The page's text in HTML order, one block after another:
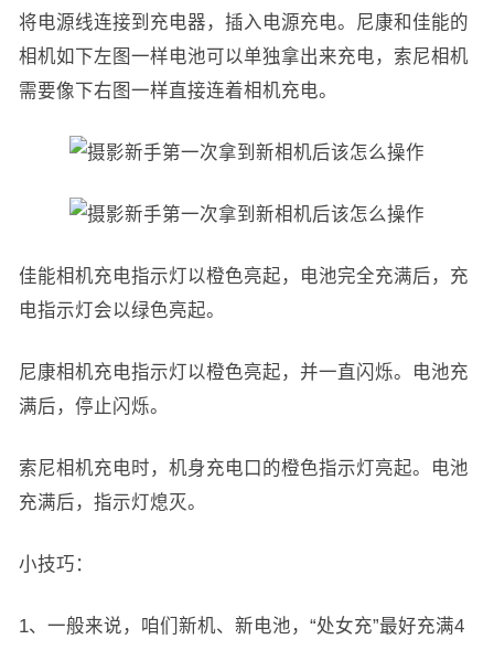
将电源线连接到充电器，插入电源充电。尼康和佳能的
相机如下左图一样电池可以单独拿出来充电，索尼相机
需要像下右图一样直接连着相机充电。
佳能相机充电指示灯以橙色亮起，电池完全充满后，充
电指示灯会以绿色亮起。
尼康相机充电指示灯以橙色亮起，并一直闪烁。电池充
满后，停止闪烁。
索尼相机充电时，机身充电口的橙色指示灯亮起。电池
充满后，指示灯熄灭。
小技巧：
1、一般来说，咱们新机、新电池，“处女充”最好充满4